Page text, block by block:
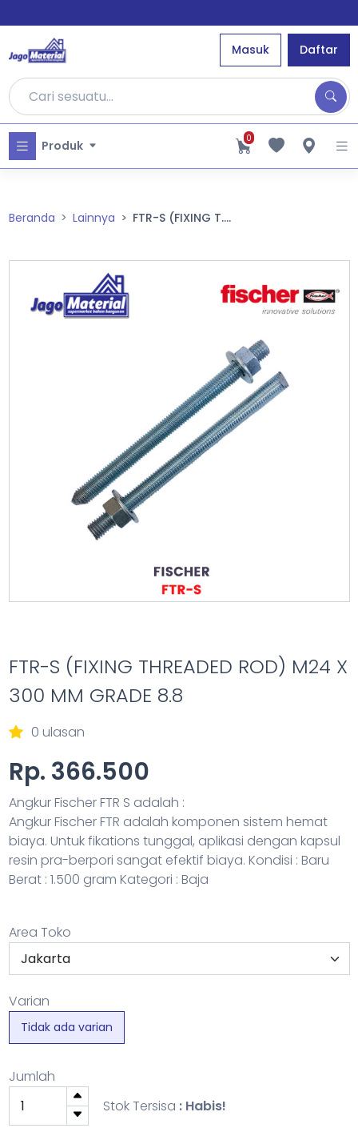
Masuk Daftar
Produk 0
Beranda Lainnya FTR-S (FIXING T....
FTR-S (FIXING THREADED ROD) M24 X
300 MM GRADE 8.8
0 ulasan
Rp. 366.500
Angkur Fischer FTR S adalah :
Angkur Fischer FTR adalah komponen sistem hemat
biaya. Untuk fikations tunggal, aplikasi dengan kapsul
resin pra-berpori sangat efektif biaya. Kondisi : Baru
Berat : 1.500 gram Kategori : Baja
Area Toko
Varian
Tidak ada varian
Jumlah
Stok Tersisa : Habis!